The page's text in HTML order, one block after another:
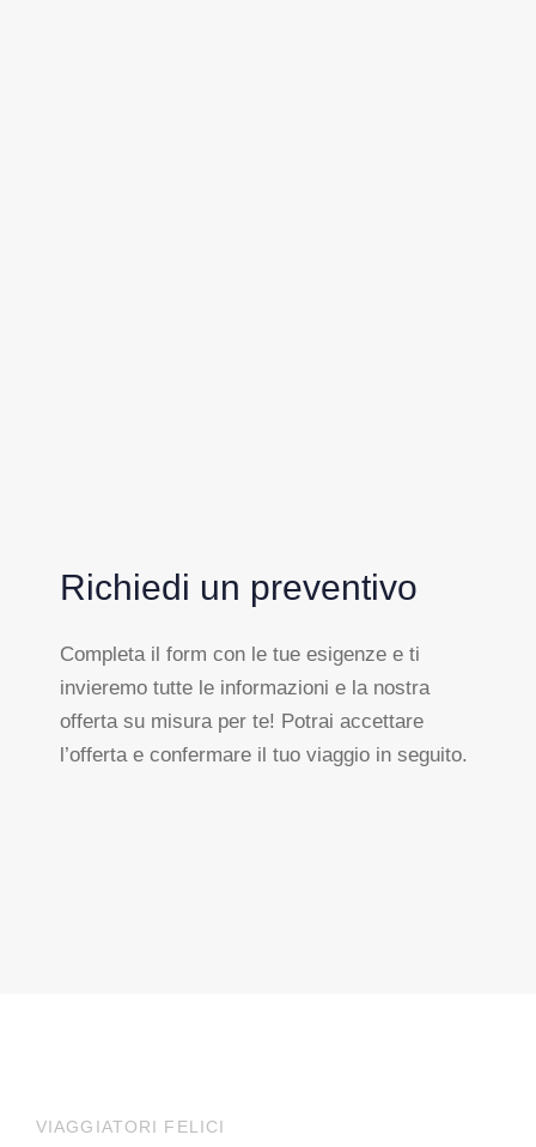
Richiedi un preventivo
Completa il form con le tue esigenze e ti
invieremo tutte le informazioni e la nostra
offerta su misura per te! Potrai accettare
l’offerta e confermare il tuo viaggio in seguito.
VIAGGIATORI FELICI